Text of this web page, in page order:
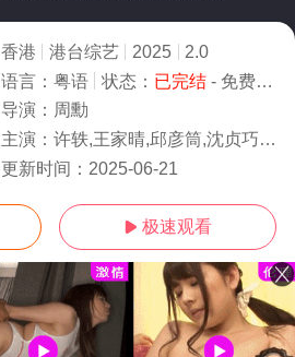
香港 港台综艺 2025
2.0
语言： 粤语 状态： 已完结- 免费在线观看
导演： 周勳
主演： 许轶,王家晴,邱彦筒,沈贞巧,陈泳伽,李芯駖,蘇雅琳
更新时间： 2025-06-21
 极速观看